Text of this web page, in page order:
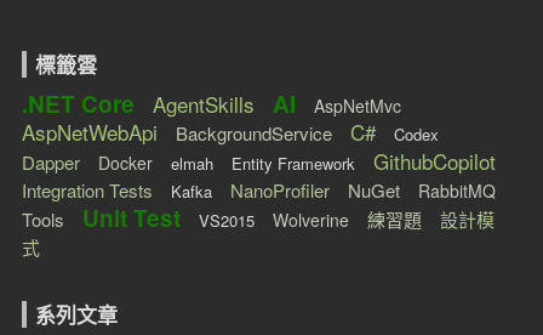
標籤雲
.NET Core AgentSkills AI AspNetMvc
AspNetWebApi BackgroundService C# Codex
Dapper Docker elmah Entity Framework GithubCopilot
Integration Tests Kafka NanoProfiler NuGet RabbitMQ
Tools Unit Test VS2015 Wolverine 練習題
設計模
式
系列文章